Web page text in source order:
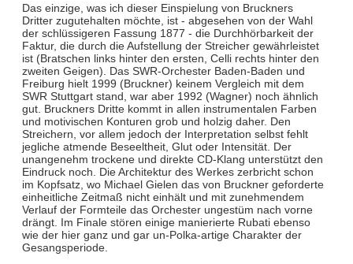
Das einzige, was ich dieser Einspielung von Bruckners
Dritter zugutehalten möchte, ist - abgesehen von der Wahl
der schlüssigeren Fassung 1877 - die Durchhörbarkeit der
Faktur, die durch die Aufstellung der Streicher gewährleistet
ist (Bratschen links hinter den ersten, Celli rechts hinter den
zweiten Geigen). Das SWR-Orchester Baden-Baden und
Freiburg hielt 1999 (Bruckner) keinem Vergleich mit dem
SWR Stuttgart stand, war aber 1992 (Wagner) noch ähnlich
gut. Bruckners Dritte kommt in allen instrumentalen Farben
und motivischen Konturen grob und holzig daher. Den
Streichern, vor allem jedoch der Interpretation selbst fehlt
jegliche atmende Beseeltheit, Glut oder Intensität. Der
unangenehm trockene und direkte CD-Klang unterstützt den
Eindruck noch. Die Architektur des Werkes zerbricht schon
im Kopfsatz, wo Michael Gielen das von Bruckner geforderte
einheitliche Zeitmaß nicht einhält und mit zunehmendem
Verlauf der Formteile das Orchester ungestüm nach vorne
drängt. Im Finale stören einige manierierte Rubati ebenso
wie der hier ganz und gar un-Polka-artige Charakter der
Gesangsperiode.